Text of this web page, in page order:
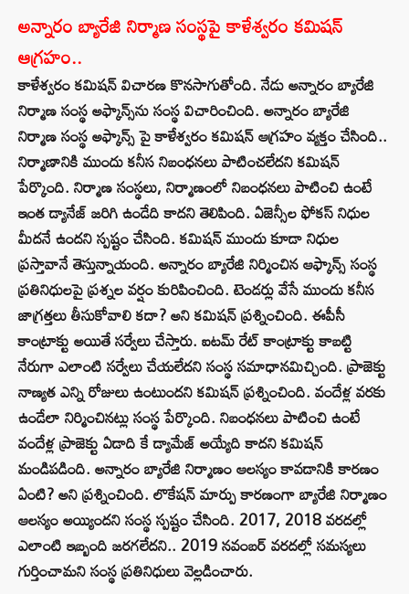
అన్నారం బ్యారేజి నిర్మాణ సంస్థపై కాళేశ్వరం కమిషన్
ఆగ్రహం..
కాళేశ్వరం కమిషన్ విచారణ కొనసాగుతోంది. నేడు అన్నారం బ్యారేజి
నిర్మాణ సంస్థ అఫ్కాన్స్‌ను సంస్థ విచారించింది. అన్నారం బ్యారేజి
నిర్మాణ సంస్థ అఫ్కాన్స్ పై కాళేశ్వరం కమిషన్ ఆగ్రహం వ్యక్తం చేసింది..
నిర్మాణానికి ముందు కనీస నిబంధనలు పాటించలేదని కమిషన్
పేర్కొంది. నిర్మాణ సంస్థలు, నిర్మాణంలో నిబంధనలు పాటించి ఉంటే
ఇంత డ్యానేజ్ జరిగి ఉండేది కాదని తెలిపింది. ఏజెన్సీల ఫోకస్ నిధుల
మీదనే ఉందని స్పష్టం చేసింది. కమిషన్ ముందు కూడా నిధుల
ప్రస్తావానే తెస్తున్నాయంది. అన్నారం బ్యారేజి నిర్మించిన ఆఫ్కాన్స్ సంస్థ
ప్రతినిధులపై ప్రశ్నల వర్షం కురిపించింది. టెండర్లు వేసే ముందు కనీస
జాగ్రత్తలు తీసుకోవాలి కదా? అని కమిషన్ ప్రశ్నించింది. ఈపీసీ
కాంట్రాక్టు అయితే సర్వేలు చేస్తారు. ఐటమ్ రేట్ కాంట్రాక్టు కాబట్టి
నేరుగా ఎలాంటి సర్వేలు చేయలేదని సంస్థ సమాధానమిచ్చింది. ప్రాజెక్టు
నాణ్యత ఎన్ని రోజులు ఉంటుందని కమిషన్ ప్రశ్నించింది. వందేళ్ల వరకు
ఉండేలా నిర్మించినట్లు సంస్థ పేర్కొంది. నిబంధనలు పాటించి ఉంటే
వందేళ్ల ప్రాజెక్టు ఏడాది కే డ్యామేజ్ అయ్యేది కాదని కమిషన్
మండిపడింది. అన్నారం బ్యారేజి నిర్మాణం ఆలస్యం కావడానికి కారణం
ఏంటి? అని ప్రశ్నించింది. లొకేషన్ మార్పు కారణంగా బ్యారేజి నిర్మాణం
ఆలస్యం అయ్యిందని సంస్థ స్పష్టం చేసింది. 2017, 2018 వరదల్లో
ఎలాంటి ఇబ్బంది జరగలేదని.. 2019 నవంబర్ వరదల్లో సమస్యలు
గుర్తించామని సంస్థ ప్రతినిధులు వెల్లడించారు.